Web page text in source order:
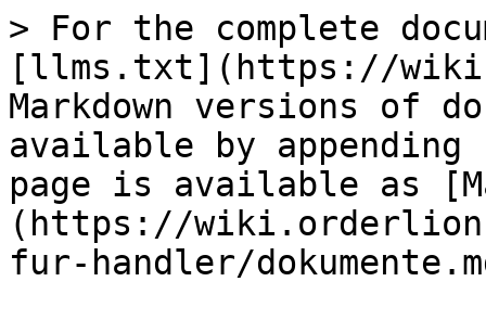
> For the complete
[llms.txt](https://
Markdown versions of
available by
page is available as
(https://
fur-handler/